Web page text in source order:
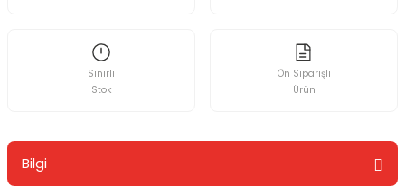
Sınırlı
Stok
Ön Siparişli
Ürün
Bilgi